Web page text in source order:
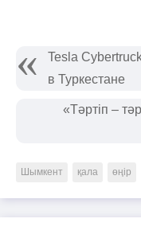
Tesla
в Туркестане
«Тәртіп –
Шымкент қала өңір